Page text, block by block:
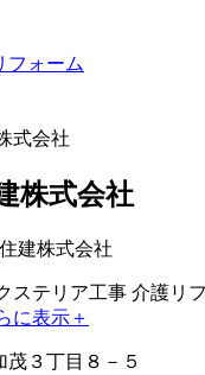
フォーム
式会社
株式会社
ステリア工事 介護リ
に表示＋
３丁目８－５